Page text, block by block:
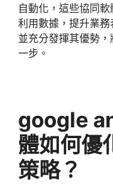
自動化，這些協同
利用數據，提升業務
並充分發揮其優勢
一步。
google
體如何優
策略？